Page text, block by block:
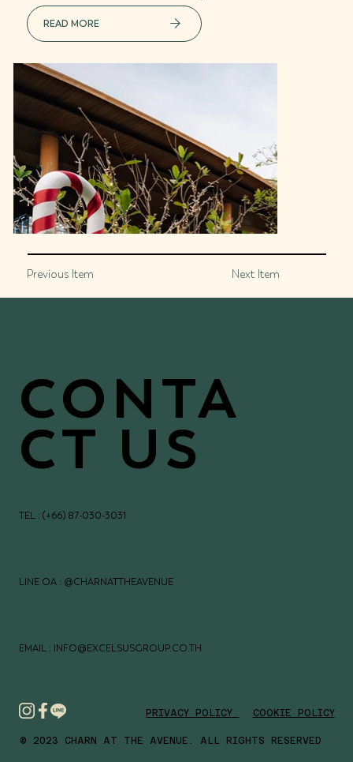
READ MORE
Previous Item Next Item
CONTA
CT US
TEL : (+66) 87-030-3031
LINE OA : @CHARNATTHEAVENUE
EMAIL : INFO@EXCELSUSGROUP.CO.TH
© 2023 CHARN AT THE AVENUE. ALL RIGHTS RESERVED
PRIVACY POLICY COOKIE POLICY